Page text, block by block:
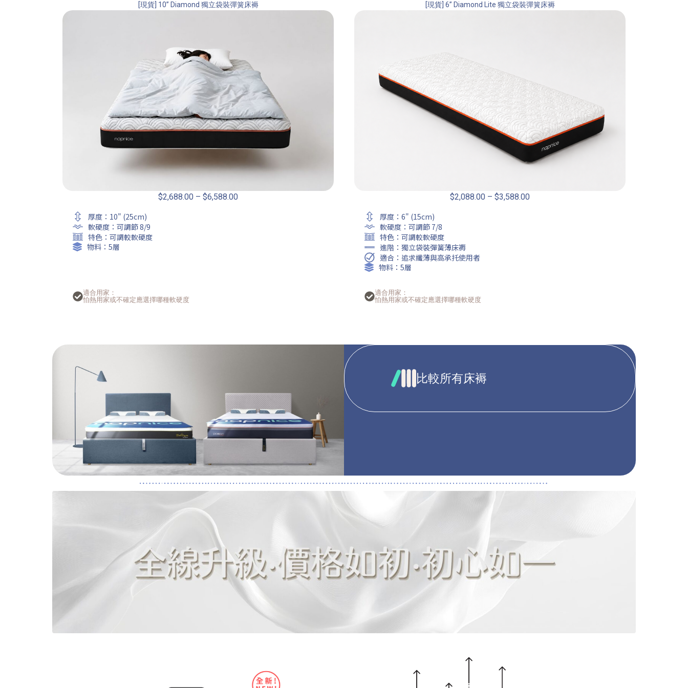
[現貨] 10” Diamond 獨立袋裝彈簧床褥
$2,688.00 – $6,588.00
厚度：10" (25cm)
軟硬度：可調節 8/9
特色：可調較軟硬度
物料：5層
適合用家：
怕熱用家或不確定應選擇哪種軟硬度
[現貨] 6” Diamond Lite 獨立袋裝彈簧床褥
$2,088.00 – $3,588.00
厚度：6" (15cm)
軟硬度：可調節 7/8
特色：可調較軟硬度
進階：獨立袋裝彈簧薄床褥
適合：追求纖薄與高承托使用者
物料：5層
適合用家：
怕熱用家或不確定應選擇哪種軟硬度
比較所有床褥